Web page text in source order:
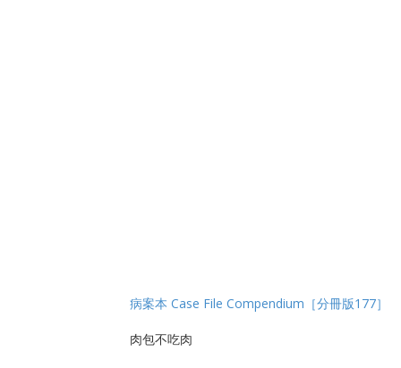
病案本 Case File Compendium［分冊版177］
肉包不吃肉